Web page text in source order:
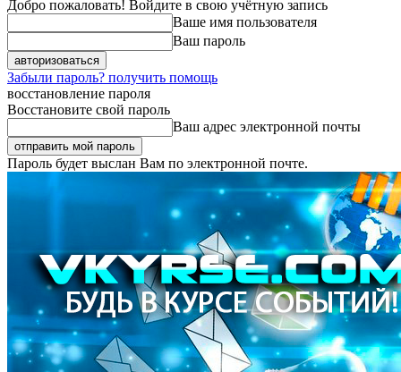
Добро пожаловать! Войдите в свою учётную запись
Ваше имя пользователя
Ваш пароль
Забыли пароль? получить помощь
восстановление пароля
Восстановите свой пароль
Ваш адрес электронной почты
Пароль будет выслан Вам по электронной почте.